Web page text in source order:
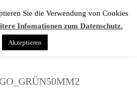
Sie die Verwendung von Cookies
Infomationen zum Datenschutz.
Akzeptieren